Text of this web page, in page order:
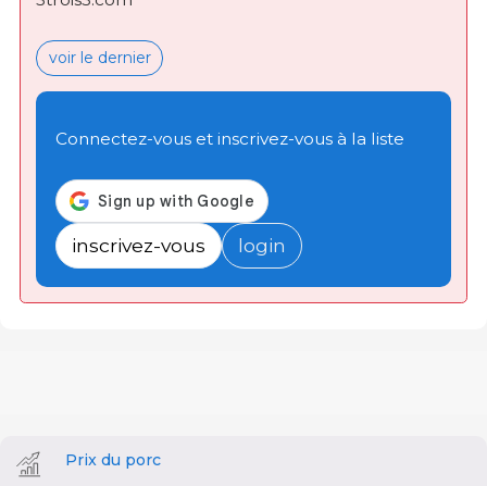
voir le dernier
Connectez-vous et inscrivez-vous à la liste
inscrivez-vous login
Prix du porc